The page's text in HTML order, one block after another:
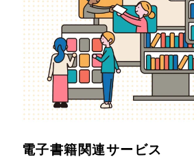
電子書籍関連サービス